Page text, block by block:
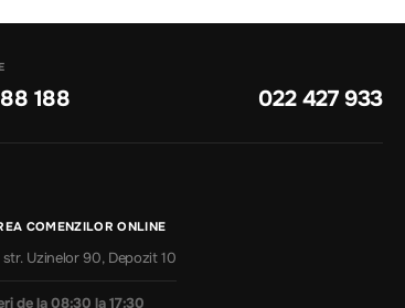
188 022 427 933
COMENZILOR ONLINE
str. Uzinelor 90, Depozit 10
de la 08:30 la 17:30